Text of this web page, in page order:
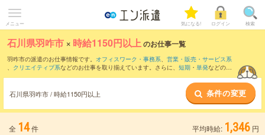
メニュー 気になる! ログイン 検索
石川県羽咋市 × 時給1150円以上のお仕事一覧
羽咋市の派遣のお仕事情報です。 オフィスワーク・事務系、 営業・販売・サービス系
、 クリエイティブ系などのお仕事を取り揃えています。さらに、 短期 ・ 単発などの期
石川県羽咋市 / 時給1150円以上 条件の変更
全 14件 平均時給: 1,346 円